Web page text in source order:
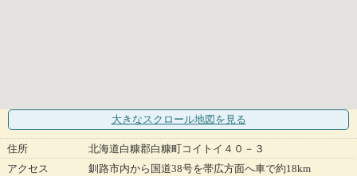
大きなスクロール地図 を見る
住所
北海道白糠郡白糠町コイトイ４０－３
アクセス
釧路市内から国道38号を帯広方面へ車で約18km